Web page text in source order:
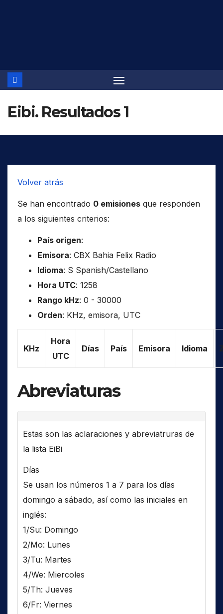
Eibi. Resultados 1
Volver atrás
Se han encontrado 0 emisiones que responden
a los siguientes criterios:
País origen:
Emisora: CBX Bahia Felix Radio
Idioma: S Spanish/Castellano
Hora UTC: 1258
Rango kHz: 0 - 30000
Orden: KHz, emisora, UTC
KHz
Hora
UTC
Días País Emisora Idioma
Abreviaturas
Estas son las aclaraciones y abreviatruras de
la lista EiBi
Días
Se usan los números 1 a 7 para los días
domingo a sábado, así como las iniciales en
inglés:
1/Su: Domingo
2/Mo: Lunes
3/Tu: Martes
4/We: Miercoles
5/Th: Jueves
6/Fr: Viernes